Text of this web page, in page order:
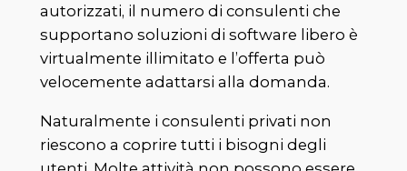
autorizzati, il numero di consulenti che
supportano soluzioni di software libero è
virtualmente illimitato e l’offerta può
velocemente adattarsi alla domanda.
Naturalmente i consulenti privati non
riescono a coprire tutti i bisogni degli